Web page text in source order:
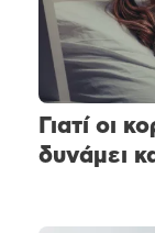
Γιατί οι
δυνάμει